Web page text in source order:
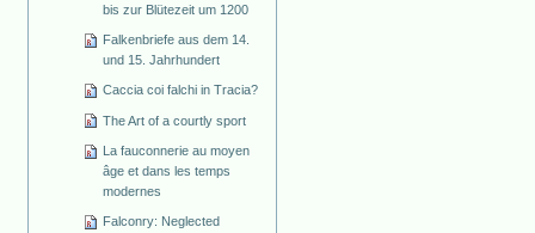
bis zur Blütezeit um 1200
Falkenbriefe aus dem 14.
und 15. Jahrhundert
Caccia coi falchi in Tracia?
The Art of a courtly sport
La fauconnerie au moyen
âge et dans les temps
modernes
Falconry: Neglected